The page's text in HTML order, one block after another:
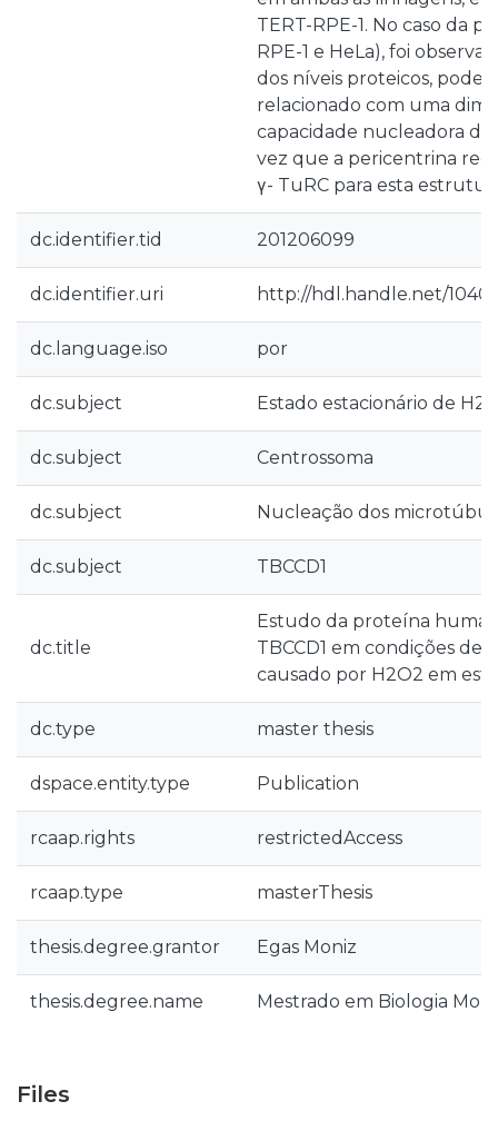
TERT-RPE-1. No caso da
RPE-1 e HeLa), foi
dos níveis proteicos,
relacionado com uma
capacidade nucleadora
vez que a pericentrina
γ- TuRC para esta
dc.identifier.tid 201206099
dc.identifier.uri http://hdl.handle.net/
dc.language.iso por
dc.subject Estado estacionário de
dc.subject Centrossoma
dc.subject Nucleação dos
dc.subject TBCCD1
dc.title
Estudo da proteína
TBCCD1 em condições de
causado por H2O2 em
dc.type master thesis
dspace.entity.type Publication
rcaap.rights restrictedAccess
rcaap.type masterThesis
thesis.degree.grantor Egas Moniz
thesis.degree.name Mestrado em Biologia
Files